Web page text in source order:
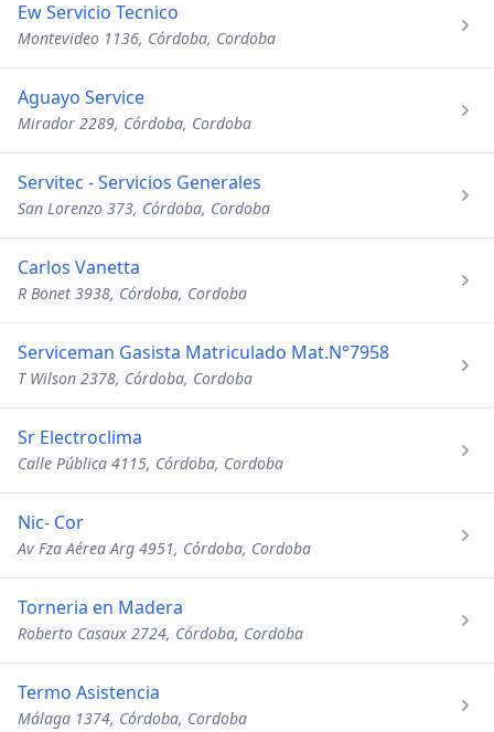
Ew Servicio Tecnico
Montevideo 1136, Córdoba, Cordoba
Aguayo Service
Mirador 2289, Córdoba, Cordoba
Servitec - Servicios Generales
San Lorenzo 373, Córdoba, Cordoba
Carlos Vanetta
R Bonet 3938, Córdoba, Cordoba
Serviceman Gasista Matriculado Mat.N°7958
T Wilson 2378, Córdoba, Cordoba
Sr Electroclima
Calle Pública 4115, Córdoba, Cordoba
Nic- Cor
Av Fza Aérea Arg 4951, Córdoba, Cordoba
Torneria en Madera
Roberto Casaux 2724, Córdoba, Cordoba
Termo Asistencia
Málaga 1374, Córdoba, Cordoba